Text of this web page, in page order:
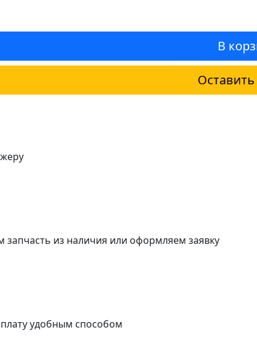
В
Оставить
из наличия или оформляем заявку
удобным способом